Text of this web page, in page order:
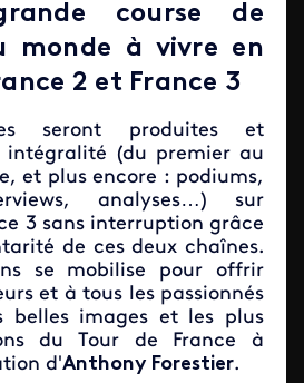
course de
monde à vivre en
2 et France 3
seront produites et
intégralité (du premier au
et plus encore : podiums,
analyses…) sur
3 sans interruption grâce
de ces deux chaînes.
se mobilise pour offrir
et à tous les passionnés
belles images et les plus
du Tour de France à
d'Anthony Forestier.